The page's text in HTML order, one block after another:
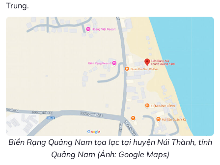
Trung.
Biển Rạng Quảng Nam tọa lạc tại huyện Núi Thành, tỉnh
Quảng Nam (Ảnh: Google Maps)